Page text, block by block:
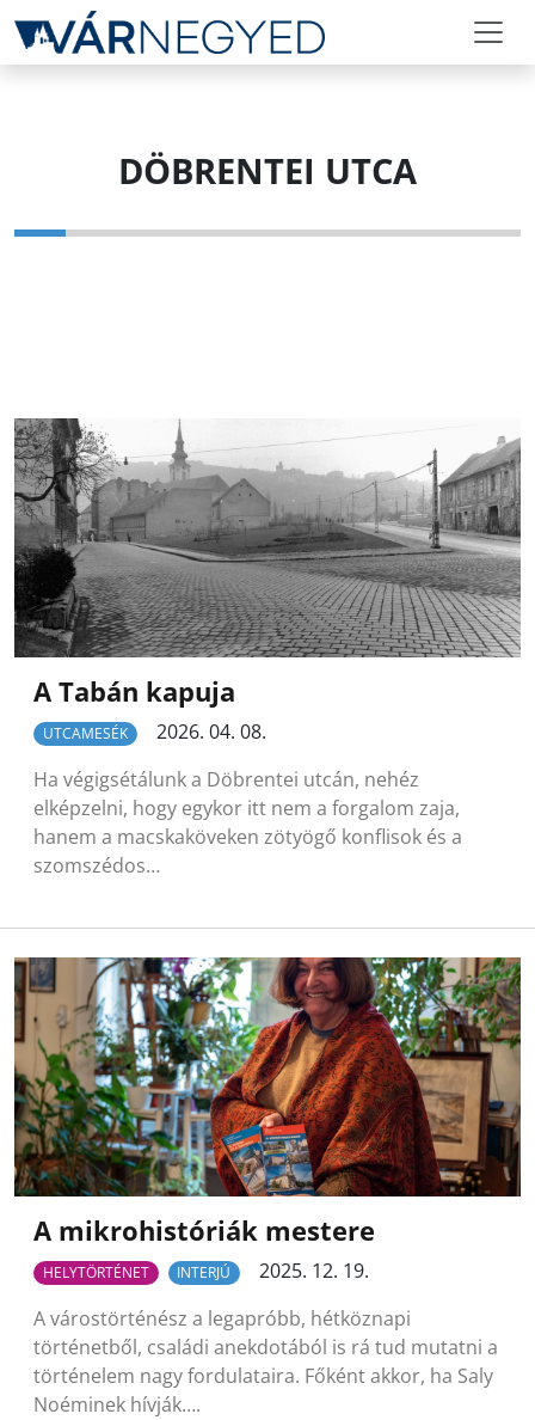
DÖBRENTEI UTCA
A Tabán kapuja
UTCAMESÉK
2026. 04. 08.
Ha végigsétálunk a Döbrentei utcán, nehéz
elképzelni, hogy egykor itt nem a forgalom zaja,
hanem a macskaköveken zötyögő konflisok és a
szomszédos…
A mikrohistóriák mestere
HELYTÖRTÉNET INTERJÚ
2025. 12. 19.
A várostörténész a legapróbb, hétköznapi
történetből, családi anekdotából is rá tud mutatni a
történelem nagy fordulataira. Főként akkor, ha Saly
Noéminek hívják….